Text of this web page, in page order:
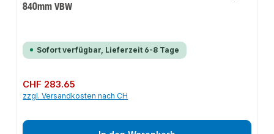
840mm VBW
Sofort verfügbar, Lieferzeit 6-8 Tage
Regulärer Preis:
CHF 283.65
zzgl. Versandkosten nach CH